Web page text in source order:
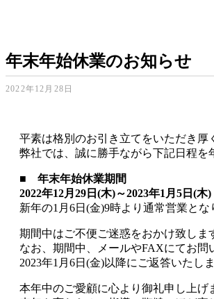
年末年始休業のお知らせ
2022年12月28日
平素は格別のお引き立てをいただき厚
弊社では、誠に勝手ながら下記日程を
■ 年末年始休業期間
2022年12月29日(木)～2023年1月5日(木)
新年の1月6日(金)9時より通常営業とな
期間中はご不便ご迷惑をおかけ致しま
なお、期間中、メールやFAXにてお問
2023年1月6日(金)以降にご返答いたしま
本年中のご愛顧に心より御礼申し上げ